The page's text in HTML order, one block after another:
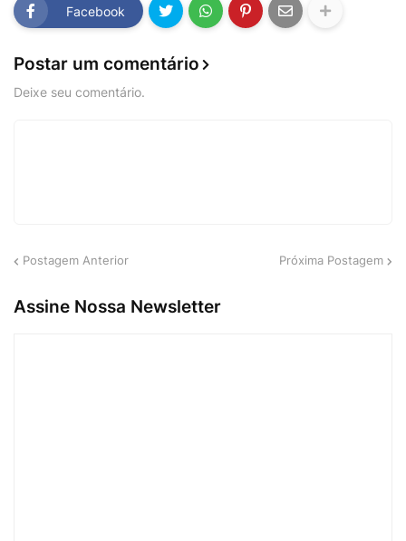
Facebook
Postar um comentário
Deixe seu comentário.
Postagem Anterior Próxima Postagem
Assine Nossa Newsletter